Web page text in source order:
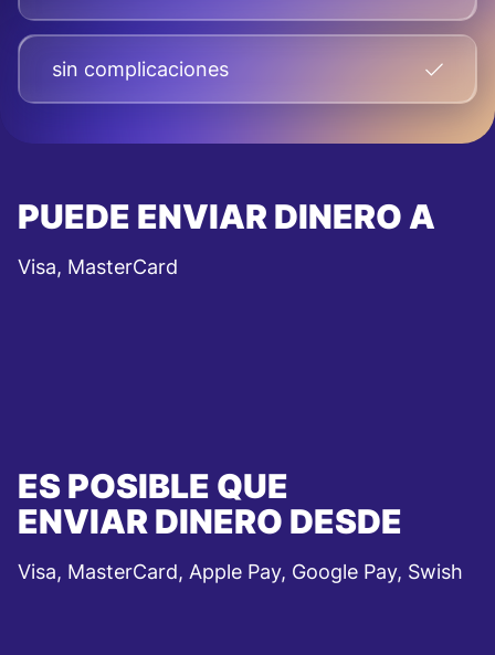
sin complicaciones
PUEDE ENVIAR DINERO A
Visa, MasterCard
ES POSIBLE QUE
ENVIAR DINERO DESDE
Visa, MasterCard, Apple Pay, Google Pay, Swish